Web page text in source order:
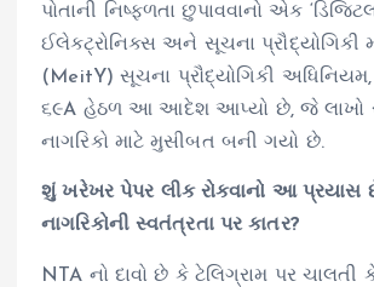
પોતાની નિષ્ફળતા છુપાવવાનો એક
ઈલેક્ટ્રોનિક્સ અને સૂચના પ્રૌદ્યોગિકી
(MeitY) સૂચના પ્રૌદ્યોગિકી
૬૯A હેઠળ આ આદેશ આપ્યો છે, જે લાખો
નાગરિકો માટે મુસીબત બની ગયો છે.
શું ખરેખર પેપર લીક રોકવાનો આ પ્રયાસ
નાગરિકોની સ્વતંત્રતા પર કાતર?
NTA નો દાવો છે કે ટેલિગ્રામ પર ચાલતી